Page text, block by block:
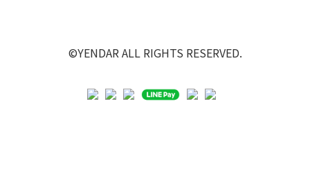
©YENDAR ALL RIGHTS RESERVED.